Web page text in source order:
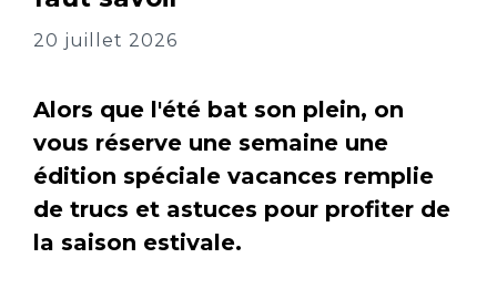
20 juillet 2026
Alors que l'été bat son plein, on
vous réserve une semaine une
édition spéciale vacances remplie
de trucs et astuces pour profiter de
la saison estivale.